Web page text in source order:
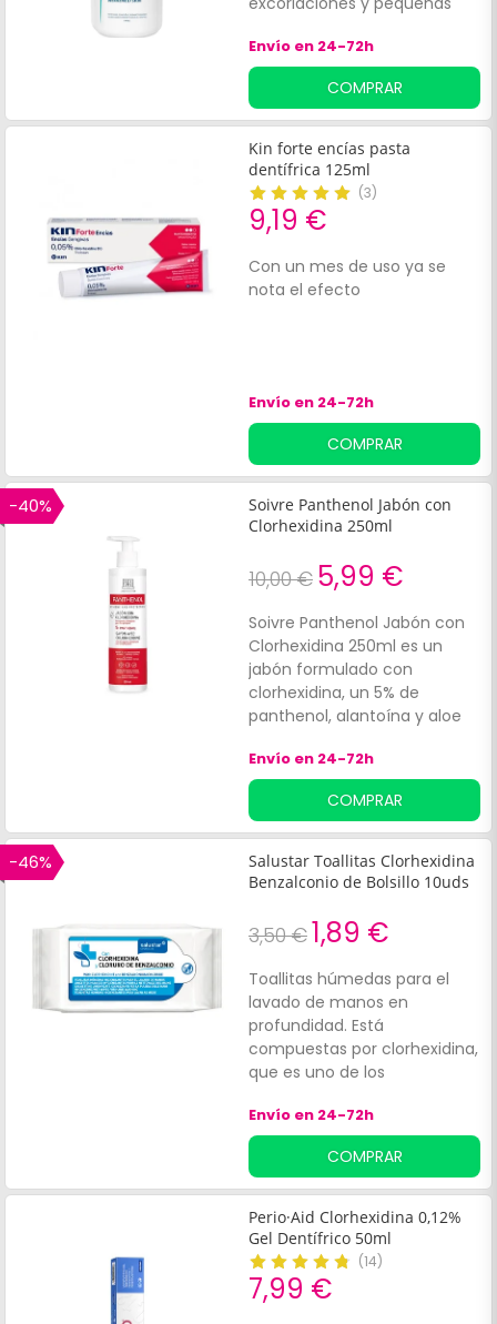
propiedades antibacterianas
y al usarla no provoca picores
ni deja manchas en la piel.
Gracias a las propiedades de
la clorhexidina, de acción
duradera, tiene efectos
saneantes sobre las heridas
en la piel.
Envío en 24-72h
COMPRAR
Kin forte encías pasta
dentífrica 125ml
(3)
9,19 €
Con un mes de uso ya se
nota el efecto
Envío en 24-72h
COMPRAR
-40%
Soivre Panthenol Jabón con
Clorhexidina 250ml
10,00 € 5,99 €
Soivre Panthenol Jabón con
Clorhexidina 250ml es un
jabón formulado con
clorhexidina, un 5% de
panthenol, alantoína y aloe
manos y otras zonas del
cuerpo a la vez que calma y
alivia la piel y aporta
propiedades calmantes.
Vegano. Sin perfume.
Envío en 24-72h
COMPRAR
-46%
Salustar Toallitas Clorhexidina
Benzalconio de Bolsillo 10uds
3,50 €1,89 €
Toallitas húmedas para el
lavado de manos en
profundidad. Está
compuestas por clorhexidina,
que es uno de los
con actividad duradera en la
piel.
Envío en 24-72h
COMPRAR
Perio·Aid Clorhexidina 0,12%
Gel Dentífrico 50ml
(14)
7,99 €